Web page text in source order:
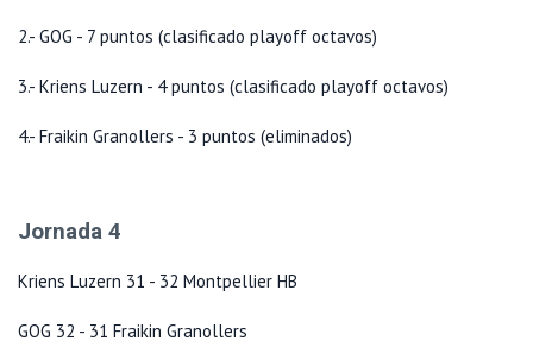
2.- GOG - 7 puntos (clasificado playoff octavos)
3.- Kriens Luzern - 4 puntos (clasificado playoff octavos)
4.- Fraikin Granollers - 3 puntos (eliminados)
Jornada 4
Kriens Luzern 31 - 32 Montpellier HB
GOG 32 - 31 Fraikin Granollers